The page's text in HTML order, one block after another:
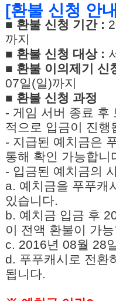
[환불 신청 안
■ 환불 신청 기간 :
까지
■ 환불 신청 대상 :
■ 환불 이의제기 신
07일(일)까지
■ 환불 신청 과정
- 게임 서버 종료 후
적으로 입금이 진행
- 지급된 예치금은
통해 확인 가능합니
- 입금된 예치금의
a. 예치금을 푸푸캐
있습니다.
b. 예치금 입금 후
이 전액 환불이 가
c. 2016년 08월 28
d. 푸푸캐시로 전환
됩니다.